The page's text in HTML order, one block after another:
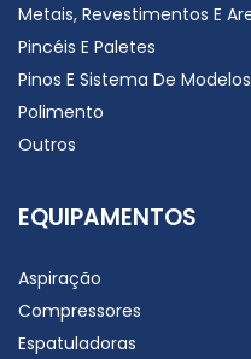
Metais, Revestimentos E
Pincéis E Paletes
Pinos E Sistema De Modelos
Polimento
Outros
EQUIPAMENTOS
Aspiração
Compressores
Espatuladoras